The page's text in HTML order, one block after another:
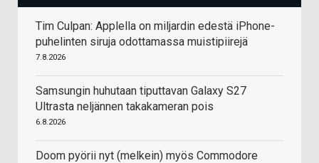
Tim Culpan: Applella on miljardin edestä iPhone-
puhelinten siruja odottamassa muistipiirejä
7.8.2026
Samsungin huhutaan tiputtavan Galaxy S27
Ultrasta neljännen takakameran pois
6.8.2026
Doom pyörii nyt (melkein) myös Commodore